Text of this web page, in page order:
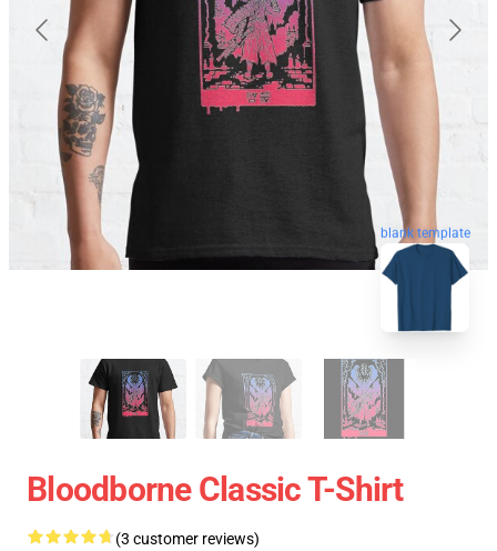
blank template
Bloodborne Classic T-Shirt
(3 customer reviews)